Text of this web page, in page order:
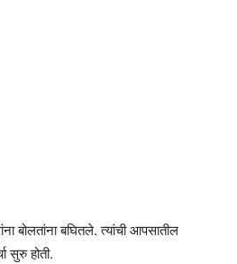
बोलतांना बघितले. त्यांची आपसातील
सुरु होती.